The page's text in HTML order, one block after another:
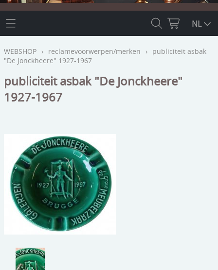
THE RETROHOUSE
WEBSHOP
religie
reclamevoorwerpen/merken
curiosa
schilderijen
porselein/aardewerk
juwelen/horloges/brillen
ets/tekening/litho/gravure
KLANT WORDEN / INLOGGEN
NL
WEBSHOP › reclamevoorwerpen/merken › publiciteit asbak
"De Jonckheere" 1927-1967
publiciteit asbak "De Jonckheere"
1927-1967